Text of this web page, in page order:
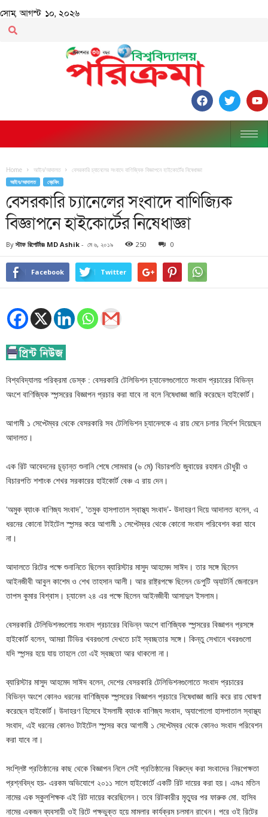
সোম, আগস্ট ১০, ২০২৬
Home আইন/আদালত বেসরকারি চ্যানেলের সংবাদে বাণিজ্যিক বিজ্ঞাপনে হাইকোর্টের নিষেধাজ্ঞা
আইন/আদালত ব্রেকিং
বেসরকারি চ্যানেলের সংবাদে বাণিজ্যিক
বিজ্ঞাপনে হাইকোর্টের নিষেধাজ্ঞা
By স্টাফ রিপোর্টারঃ MD Ashik - মে ৬, ২০১৯ 250 0
Facebook Twitter
বিশ্ববিদ্যালয় পরিক্রমা ডেস্ক : বেসরকারি টেলিভিশন চ্যানেলগুলোতে সংবাদ প্রচারের বিভিন্ন
অংশে বাণিজ্যিক স্পন্সরের বিজ্ঞাপন প্রচার করা যাবে না বলে নিষেধাজ্ঞা জারি করেছেন হাইকোর্ট।
আগামী ১ সেপ্টেম্বর থেকে বেসরকারি সব টেলিভিশন চ্যানেলকে এ রায় মেনে চলার নির্দেশ দিয়েছেন
আদালত।
এক রিট আবেদনের চূড়ান্ত শুনানি শেষে সোমবার (৬ মে) বিচারপতি জুবায়ের রহমান চৌধুরী ও
বিচারপতি শশাংক শেখর সরকারের হাইকোর্ট বেঞ্চ এ রায় দেন।
‘অমুক ব্যাংক বাণিজ্য সংবাদ’, ‘তমুক হাসপাতাল স্বাস্থ্য সংবাদ’- উদাহরণ দিয়ে আদালত বলেন, এ
ধরনের কোনো টাইটেল স্পন্সর করে আগামী ১ সেপ্টেম্বর থেকে কোনো সংবাদ পরিবেশন করা যাবে
না।
আদালতে রিটের পক্ষে শুনানিতে ছিলেন ব্যারিস্টার মাসুদ আহমেদ সাঈদ। তার সঙ্গে ছিলেন
আইনজীবী আবুল কাশেম ও শেখ তাহসান আলী। আর রাষ্ট্রপক্ষে ছিলেন ডেপুটি অ্যাটর্নি জেনারেল
তাপস কুমার বিশ্বাস। চ্যানেল ২৪ এর পক্ষে ছিলেন আইনজীবী আসাদুল ইসলাম।
বেসরকারি টেলিভিশনগুলোয় সংবাদ প্রচারের বিভিন্ন অংশে বাণিজ্যিক স্পন্সরের বিজ্ঞাপন প্রসঙ্গে
হাইকোর্ট বলেন, আমরা টিভির খবরগুলো দেখতে চাই স্বচ্ছতার সঙ্গে। কিন্তু সেখানে খবরগুলো
যদি স্পন্সর হয়ে যায় তাহলে তো এই স্বচ্ছতা আর থাকলো না।
ব্যারিস্টার মাসুদ আহমেদ সাঈদ বলেন, দেশের বেসরকারি টেলিভিশনগুলোতে সংবাদ প্রচারের
বিভিন্ন অংশে কোনও ধরনের বাণিজ্যিক স্পন্সরের বিজ্ঞাপন প্রচারে নিষেধাজ্ঞা জারি করে রায় ঘোষণা
করেছেন হাইকোর্ট। উদাহরণ হিসেবে ইসলামী ব্যাংক বাণিজ্য সংবাদ, অ্যাপোলো হাসপাতাল স্বাস্থ্য
সংবাদ, এই ধরনের কোনও টাইটেল স্পন্সর করে আগামী ১ সেপ্টেম্বর থেকে কোনও সংবাদ পরিবেশন
করা যাবে না।
সংশ্লিষ্ট প্রতিষ্ঠানের কাছ থেকে বিজ্ঞাপন নিলে সেই প্রতিষ্ঠানের বিরুদ্ধে করা সংবাদের নিরপেক্ষতা
প্রশ্নবিদ্ধ হয়- এরকম অভিযোগে ২০১১ সালে হাইকোর্টে একটি রিট দায়ের করা হয়। এমএ মতিন
নামের এক স্কুলশিক্ষক এই রিট দায়ের করেছিলেন। তবে রিটকারীর মৃত্যুর পর ফারুক মো. হাসিব
নামের একজন ব্যবসায়ী ওই রিটে পক্ষভুক্ত হয়ে মামলার কার্যক্রম চলমান রাখেন। পরে ওই রিটের